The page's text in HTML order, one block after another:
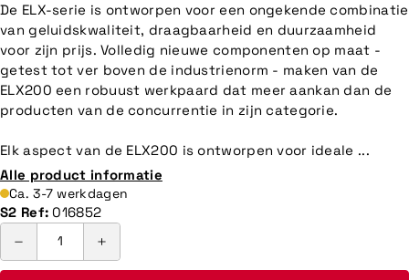
De ELX-serie is ontworpen voor een ongekende combinatie
van geluidskwaliteit, draagbaarheid en duurzaamheid
voor zijn prijs. Volledig nieuwe componenten op maat -
getest tot ver boven de industrienorm - maken van de
ELX200 een robuust werkpaard dat meer aankan dan de
producten van de concurrentie in zijn categorie.
Elk aspect van de ELX200 is ontworpen voor ideale ...
Alle product informatie
Ca. 3-7 werkdagen
S2 Ref: 016852